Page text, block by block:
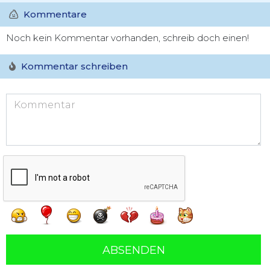
Kommentare
Noch kein Kommentar vorhanden, schreib doch einen!
Kommentar schreiben
ABSENDEN